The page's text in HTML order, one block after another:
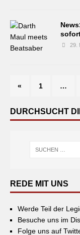
29.
« 1 …
DURCHSUCHT
REDE MIT UNS
Werde Teil der
Besuche uns im
Folge uns auf